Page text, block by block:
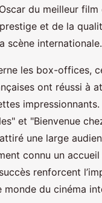
du meilleur film
et de la
scène internationale.
les box-offices,
ont réussi à
et "Bienvenue
une large
connu un
renforcent
monde du cinéma